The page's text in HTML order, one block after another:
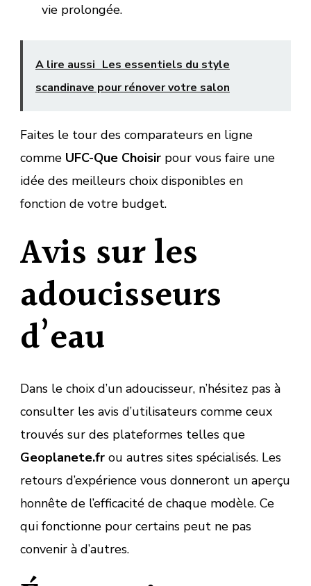
vie prolongée.
A lire aussi Les essentiels du style
scandinave pour rénover votre salon
Faites le tour des comparateurs en ligne
comme UFC-Que Choisir pour vous faire une
idée des meilleurs choix disponibles en
fonction de votre budget.
Avis sur les
adoucisseurs
d’eau
Dans le choix d’un adoucisseur, n’hésitez pas à
consulter les avis d’utilisateurs comme ceux
trouvés sur des plateformes telles que
Geoplanete.fr ou autres sites spécialisés. Les
retours d’expérience vous donneront un aperçu
honnête de l’efficacité de chaque modèle. Ce
qui fonctionne pour certains peut ne pas
convenir à d’autres.